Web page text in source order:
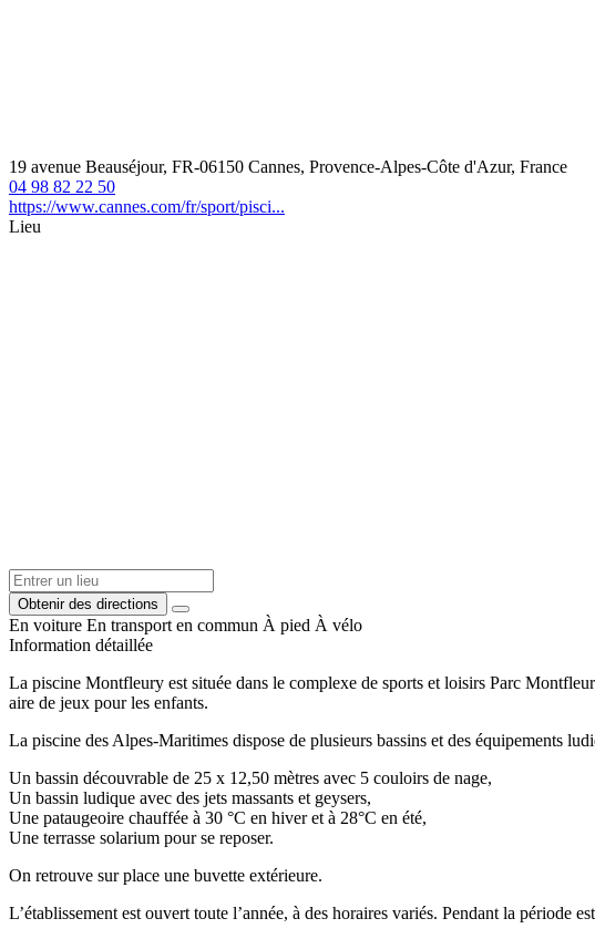
19 avenue Beauséjour, FR-06150 Cannes, Provence-Alpes-Côte d'Azur, France
04 98 82 22 50
https://www.cannes.com/fr/sport/pisci...
Lieu
Obtenir des directions
En voiture En transport en commun À pied À vélo
Information détaillée
La piscine Montfleury est située dans le complexe de sports et loisirs Parc
aire de jeux pour les enfants.
La piscine des Alpes-Maritimes dispose de plusieurs bassins et des équipements
Un bassin découvrable de 25 x 12,50 mètres avec 5 couloirs de nage,
Un bassin ludique avec des jets massants et geysers,
Une pataugeoire chauffée à 30 °C en hiver et à 28°C en été,
Une terrasse solarium pour se reposer.
On retrouve sur place une buvette extérieure.
L’établissement est ouvert toute l’année, à des horaires variés. Pendant la période